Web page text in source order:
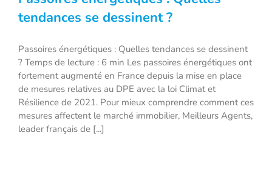
Passoires énergétiques : Quelles
tendances se dessinent ?
tendances se dessinent ?
Passoires énergétiques : Quelles tendances se dessinent
? Temps de lecture : 6 min Les passoires énergétiques ont
fortement augmenté en France depuis la mise en place
de mesures relatives au DPE avec la loi Climat et
Résilience de 2021. Pour mieux comprendre comment ces
mesures affectent le marché immobilier, Meilleurs Agents,
leader français de [...]